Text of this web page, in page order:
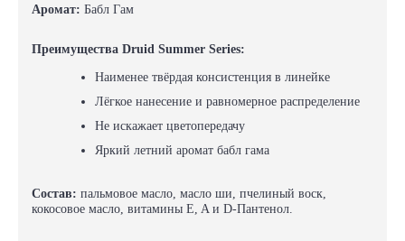
Аромат: Бабл Гам
Преимущества Druid Summer Series:
Наименее твёрдая консистенция в линейке
Лёгкое нанесение и равномерное распределение
Не искажает цветопередачу
Яркий летний аромат бабл гама
Состав: пальмовое масло, масло ши, пчелиный воск,
кокосовое масло, витамины E, A и D-Пантенол.